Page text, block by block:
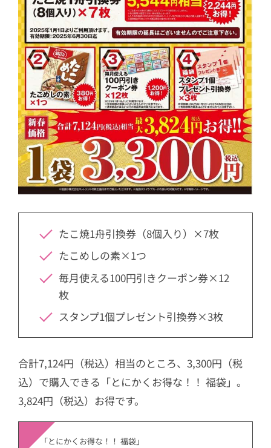
たこ焼1舟引換券（8個入り）×7枚
たこめしの素×1つ
毎月使える100円引きクーポン券×12
枚
スタンプ1個プレゼント引換券×3枚
合計7,124円（税込）相当のところ、3,300円（税
込）で購入できる「とにかくお得な！！ 福袋」。
3,824円（税込）お得です。
「とにかくお得な！！ 福袋」